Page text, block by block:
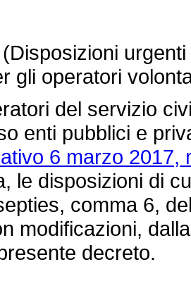
(Disposizioni
gli operatori
del servizio
enti pubblici e
6 marzo 2017,
le disposizioni di
comma 6,
modificazioni,
decreto.